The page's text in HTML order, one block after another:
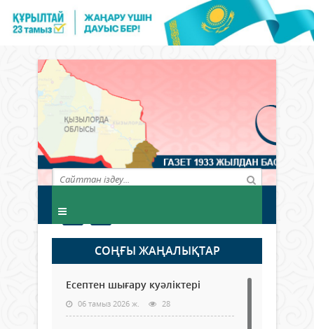
СОҢҒЫ ЖАҢАЛЫҚТАР
Есептен шығару куәліктері
06 тамыз 2026 ж. 28